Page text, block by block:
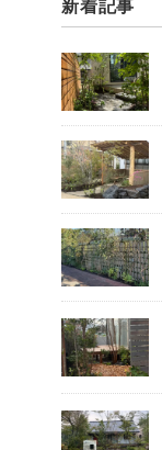
新着記事